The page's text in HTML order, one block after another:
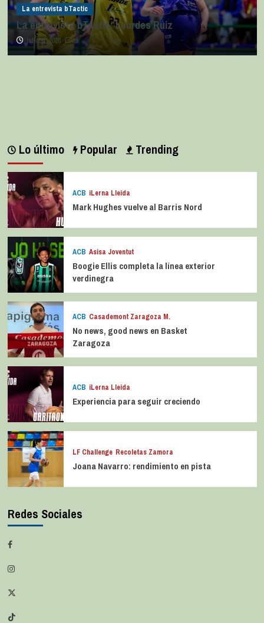
La entrevista bTactic
La entrevista bTactic: Lourdes Ruiz
julio 11, 2026 0
Lo último Popular Trending
ACB iLerna Lleida
Mark Hughes vuelve al Barris Nord
ACB Asisa Joventut
Boogie Ellis completa la línea exterior
verdinegra
ACB Casademont Zaragoza M.
No news, good news en Basket
Zaragoza
ACB iLerna Lleida
Experiencia para seguir creciendo
LF Challenge Recoletas Zamora
Joana Navarro: rendimiento en pista
Redes Sociales